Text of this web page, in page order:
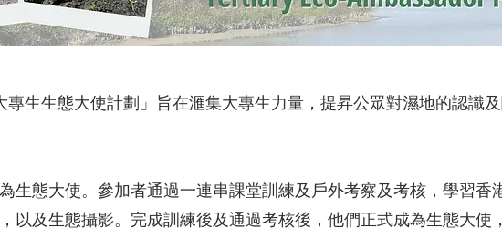
專生生態大使計劃」旨在滙集大專生力量，提昇公眾對濕地的認識
生態大使。參加者通過一連串課堂訓練及戶外考察及考核，學習香
以及生態攝影。完成訓練後及通過考核後，他們正式成為生態大使